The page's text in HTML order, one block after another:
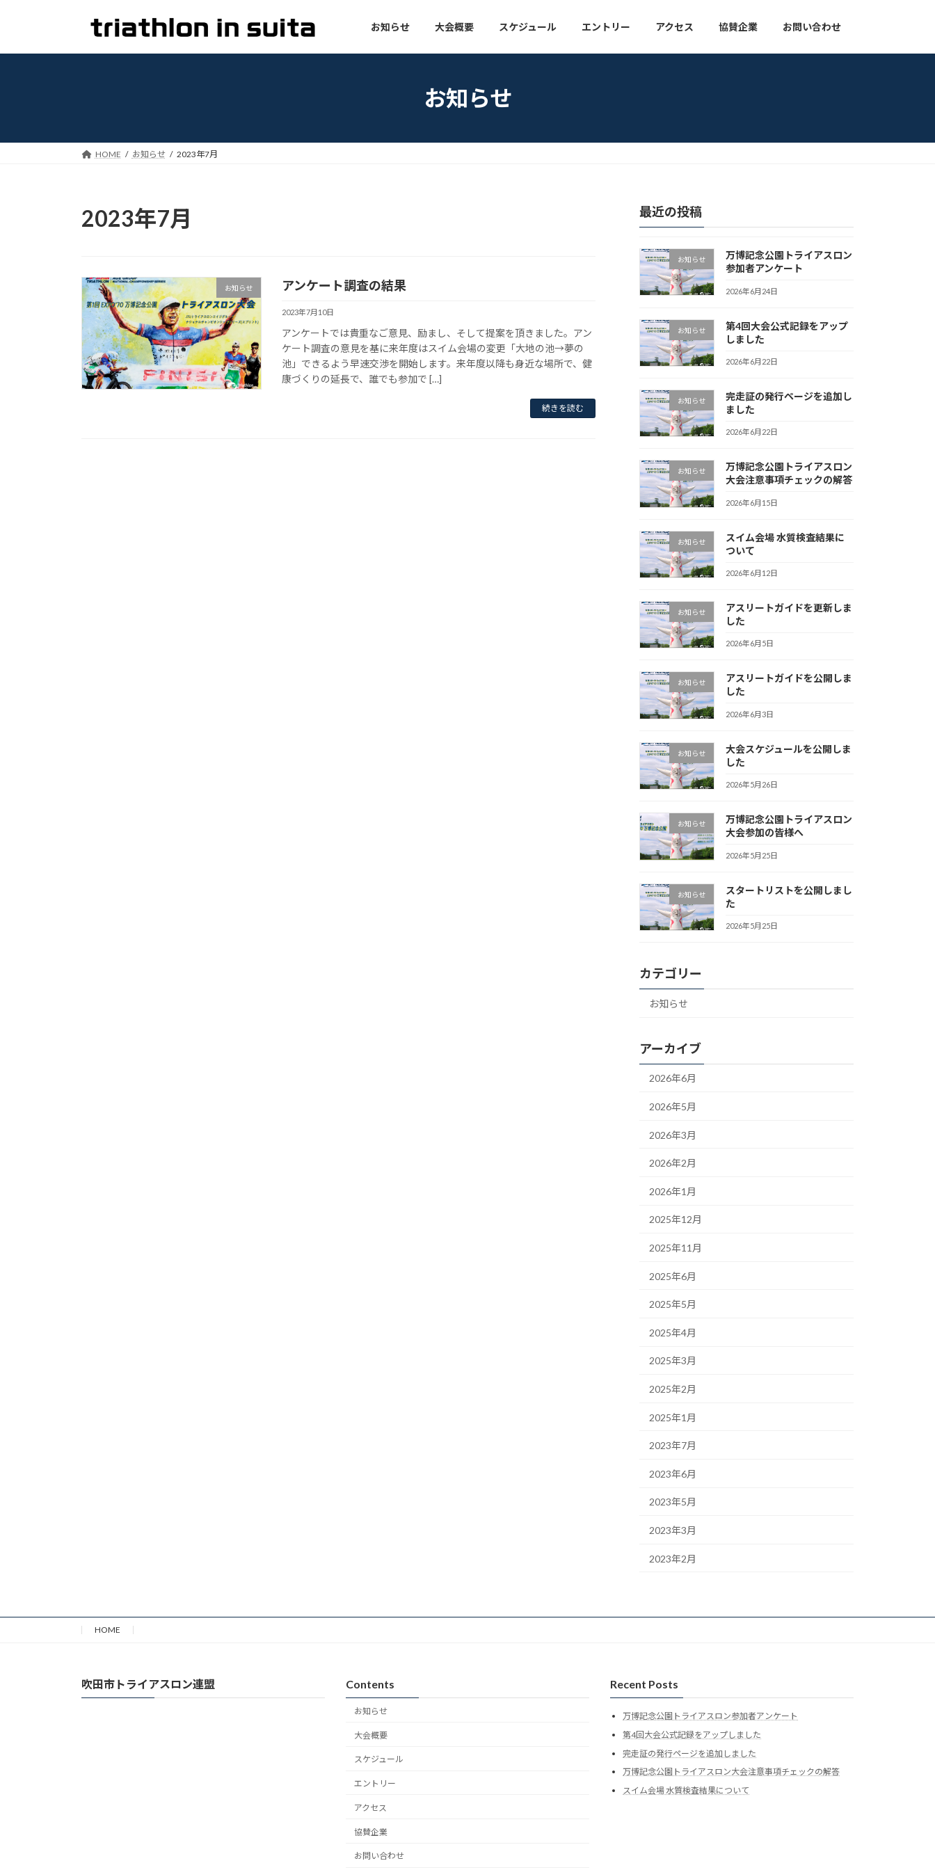
ン
ッ
ー
移
お知らせ 大会概要 スケジュール エントリー アクセス 協賛企業 お問い合わせ
お知らせ
HOME お知らせ 2023年7月
2023年7月
お知らせ アンケート調査の結果
2023年7月10日
アンケートでは貴重なご意見、励まし、そして提案を頂きました。アン
ケート調査の意見を基に来年度はスイム会場の変更「大地の池→夢の
池」できるよう早速交渉を開始します。来年度以降も身近な場所で、健
康づくりの延長で、誰でも参加で […]
続きを読む
最近の投稿
お知らせ
万博記念公園トライアスロン
参加者アンケート
2026年6月24日
お知らせ
第4回大会公式記録をアップ
しました
2026年6月22日
お知らせ
完走証の発行ページを追加し
ました
2026年6月22日
お知らせ
万博記念公園トライアスロン
大会注意事項チェックの解答
2026年6月15日
お知らせ
スイム会場 水質検査結果に
ついて
2026年6月12日
お知らせ
アスリートガイドを更新しま
した
2026年6月5日
お知らせ
アスリートガイドを公開しま
した
2026年6月3日
お知らせ
大会スケジュールを公開しま
した
2026年5月26日
お知らせ
万博記念公園トライアスロン
大会参加の皆様へ
2026年5月25日
お知らせ
スタートリストを公開しまし
た
2026年5月25日
カテゴリー
お知らせ
アーカイブ
2026年6月
2026年5月
2026年3月
2026年2月
2026年1月
2025年12月
2025年11月
2025年6月
2025年5月
2025年4月
2025年3月
2025年2月
2025年1月
2023年7月
2023年6月
2023年5月
2023年3月
2023年2月
HOME
吹田市トライアスロン連盟 Contents
お知らせ
大会概要
スケジュール
エントリー
アクセス
協賛企業
お問い合わせ
Recent Posts
万博記念公園トライアスロン参加者アンケート
第4回大会公式記録をアップしました
完走証の発行ページを追加しました
万博記念公園トライアスロン大会注意事項チェックの解答
スイム会場 水質検査結果について